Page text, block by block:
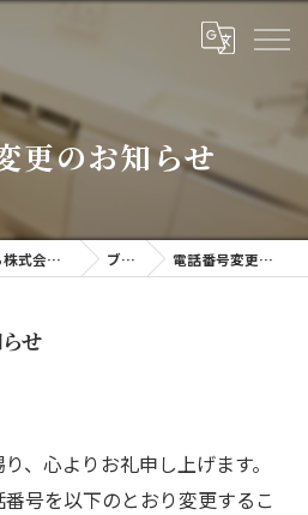
更のお知らせ
名古屋市のリフォームなら株式会社M・Mリフォーム ブログ 電話番号変更のお知らせ
せ
、心よりお礼申し上げます。
号を以下のとおり変更するこ